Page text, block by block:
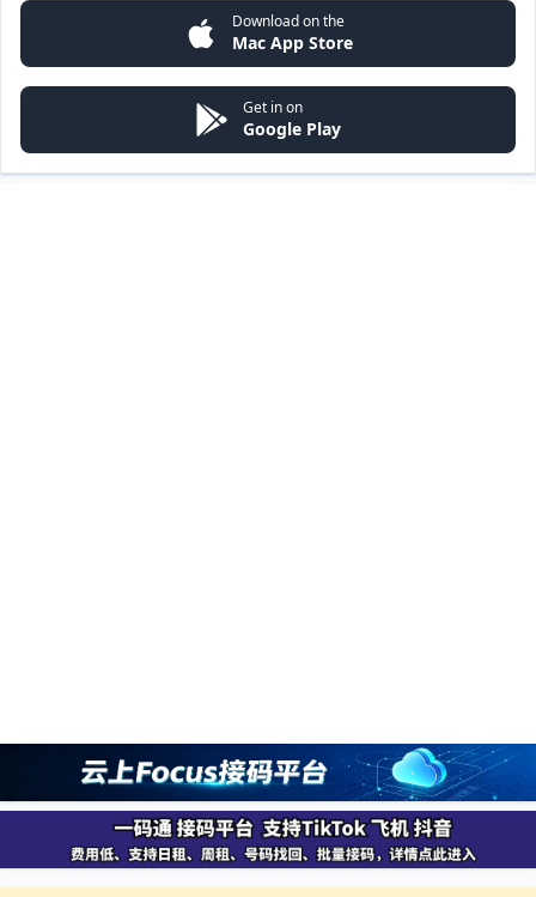
Download on the
Mac App Store
Get in on
Google Play